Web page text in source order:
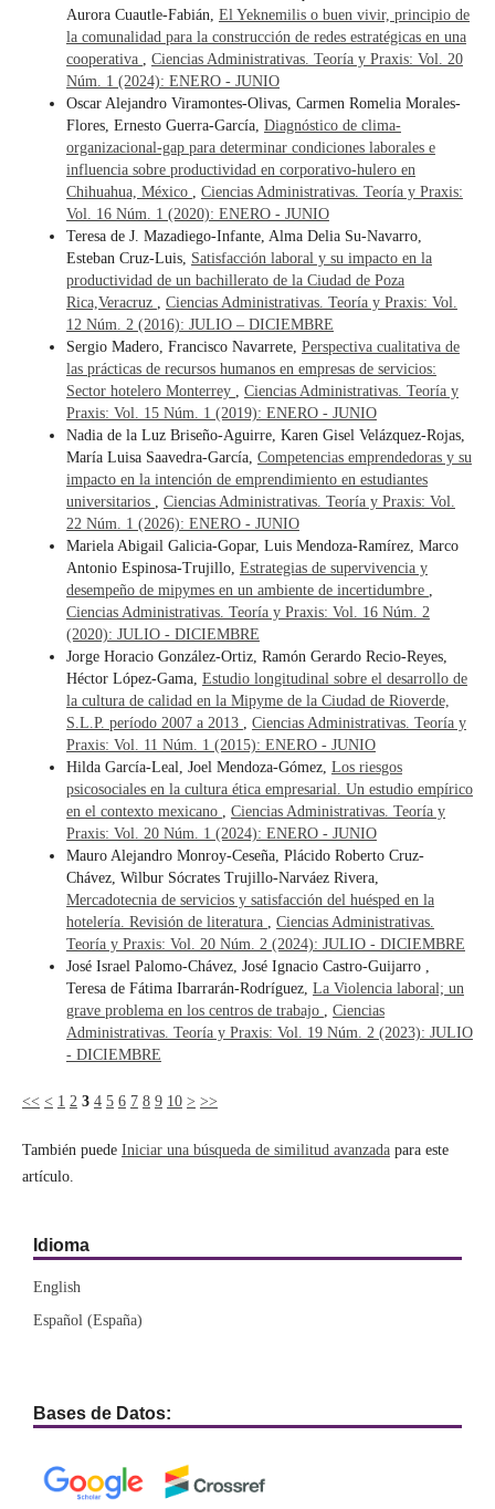
Aurora Cuautle-Fabián, El Yeknemilis o buen vivir, principio de
la comunalidad para la construcción de redes estratégicas en una
cooperativa
Ciencias Administrativas. Teoría y Praxis: Vol. 20
Núm. 1 (2024): ENERO - JUNIO
Oscar Alejandro Viramontes-Olivas, Carmen Romelia Morales-
Flores, Ernesto Guerra-García, Diagnóstico de clima-
organizacional-gap para determinar condiciones laborales e
influencia sobre productividad en corporativo-hulero en
Chihuahua, México
Ciencias Administrativas. Teoría y Praxis:
Vol. 16 Núm. 1 (2020): ENERO - JUNIO
Teresa de J. Mazadiego-Infante, Alma Delia Su-Navarro,
Esteban Cruz-Luis, Satisfacción laboral y su impacto en la
productividad de un bachillerato de la Ciudad de Poza
Rica,Veracruz
Ciencias Administrativas. Teoría y Praxis: Vol.
12 Núm. 2 (2016): JULIO – DICIEMBRE
Sergio Madero, Francisco Navarrete, Perspectiva cualitativa de
las prácticas de recursos humanos en empresas de servicios:
Sector hotelero Monterrey
Ciencias Administrativas. Teoría y
Praxis: Vol. 15 Núm. 1 (2019): ENERO - JUNIO
Nadia de la Luz Briseño-Aguirre, Karen Gisel Velázquez-Rojas,
María Luisa Saavedra-García, Competencias emprendedoras y su
impacto en la intención de emprendimiento en estudiantes
universitarios
Ciencias Administrativas. Teoría y Praxis: Vol.
22 Núm. 1 (2026): ENERO - JUNIO
Mariela Abigail Galicia-Gopar, Luis Mendoza-Ramírez, Marco
Antonio Espinosa-Trujillo, Estrategias de supervivencia y
desempeño de mipymes en un ambiente de incertidumbre
Ciencias Administrativas. Teoría y Praxis: Vol. 16 Núm. 2
(2020): JULIO - DICIEMBRE
Jorge Horacio González-Ortiz, Ramón Gerardo Recio-Reyes,
Héctor López-Gama, Estudio longitudinal sobre el desarrollo de
la cultura de calidad en la Mipyme de la Ciudad de Rioverde,
S.L.P. período 2007 a 2013
Ciencias Administrativas. Teoría y
Praxis: Vol. 11 Núm. 1 (2015): ENERO - JUNIO
Hilda García-Leal, Joel Mendoza-Gómez, Los riesgos
psicosociales en la cultura ética empresarial. Un estudio empírico
en el contexto mexicano
Ciencias Administrativas. Teoría y
Praxis: Vol. 20 Núm. 1 (2024): ENERO - JUNIO
Mauro Alejandro Monroy-Ceseña, Plácido Roberto Cruz-
Chávez, Wilbur Sócrates Trujillo-Narváez Rivera,
Mercadotecnia de servicios y satisfacción del huésped en la
hotelería. Revisión de literatura
Ciencias Administrativas.
Teoría y Praxis: Vol. 20 Núm. 2 (2024): JULIO - DICIEMBRE
José Israel Palomo-Chávez, José Ignacio Castro-Guijarro ,
Teresa de Fátima Ibarrarán-Rodríguez, La Violencia laboral; un
grave problema en los centros de trabajo
Ciencias
Administrativas. Teoría y Praxis: Vol. 19 Núm. 2 (2023): JULIO
- DICIEMBRE
<< < 1 2 3 4 5 6 7 8 9 10 > >>
También puede Iniciar una búsqueda de similitud avanzadapara este
artículo.
Idioma
English
Español (España)
Bases de Datos: